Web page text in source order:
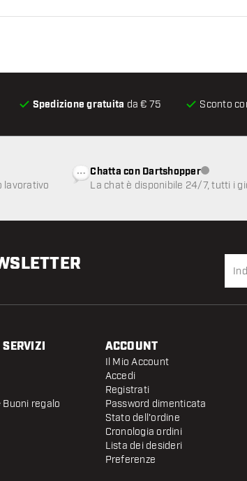
Spedizione gratuita da € 75 Sconto
lavorativo
Chatta con DartshopperServizio
La chat è disponibile 24/7, tutti i
Buoni regalo
ACCOUNT
Il Mio Account
Accedi
Registrati
Password dimenticata
Stato dell'ordine
Cronologia ordini
Lista dei desideri
Preferenze